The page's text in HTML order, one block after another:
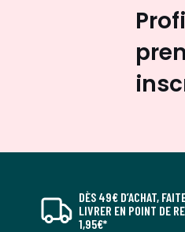
DÈS 49€ D’ACHAT,
LIVRER EN POINT DE
1,95€*